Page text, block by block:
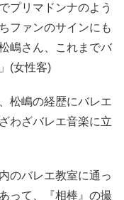
プリマドンナのよう
ファンのサインにも
嶋さん、これまでバ
(女性客)
松嶋の経歴にバレエ
わざバレエ音楽に立
のバレエ教室に通っ
って、『相棒』の撮